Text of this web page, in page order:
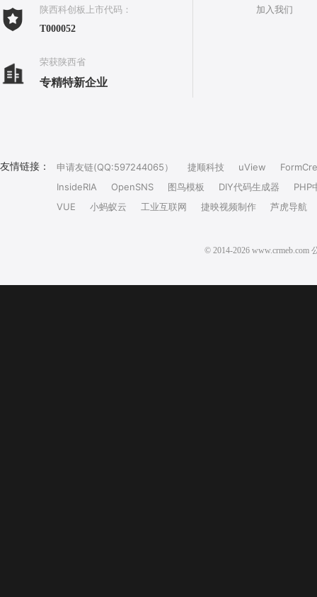
陕西科创板上市代码：
T000052
荣获陕西省
专精特新企业
加入我们
友情链接： 申请友链(QQ:597244065） 捷顺科技 uView
InsideRIA
OpenSNS 图鸟模板 DIY代码生成器
PHP
VUE
小蚂蚁云 工业互联网 捷映视频制作 芦虎导航
© 2014-2026